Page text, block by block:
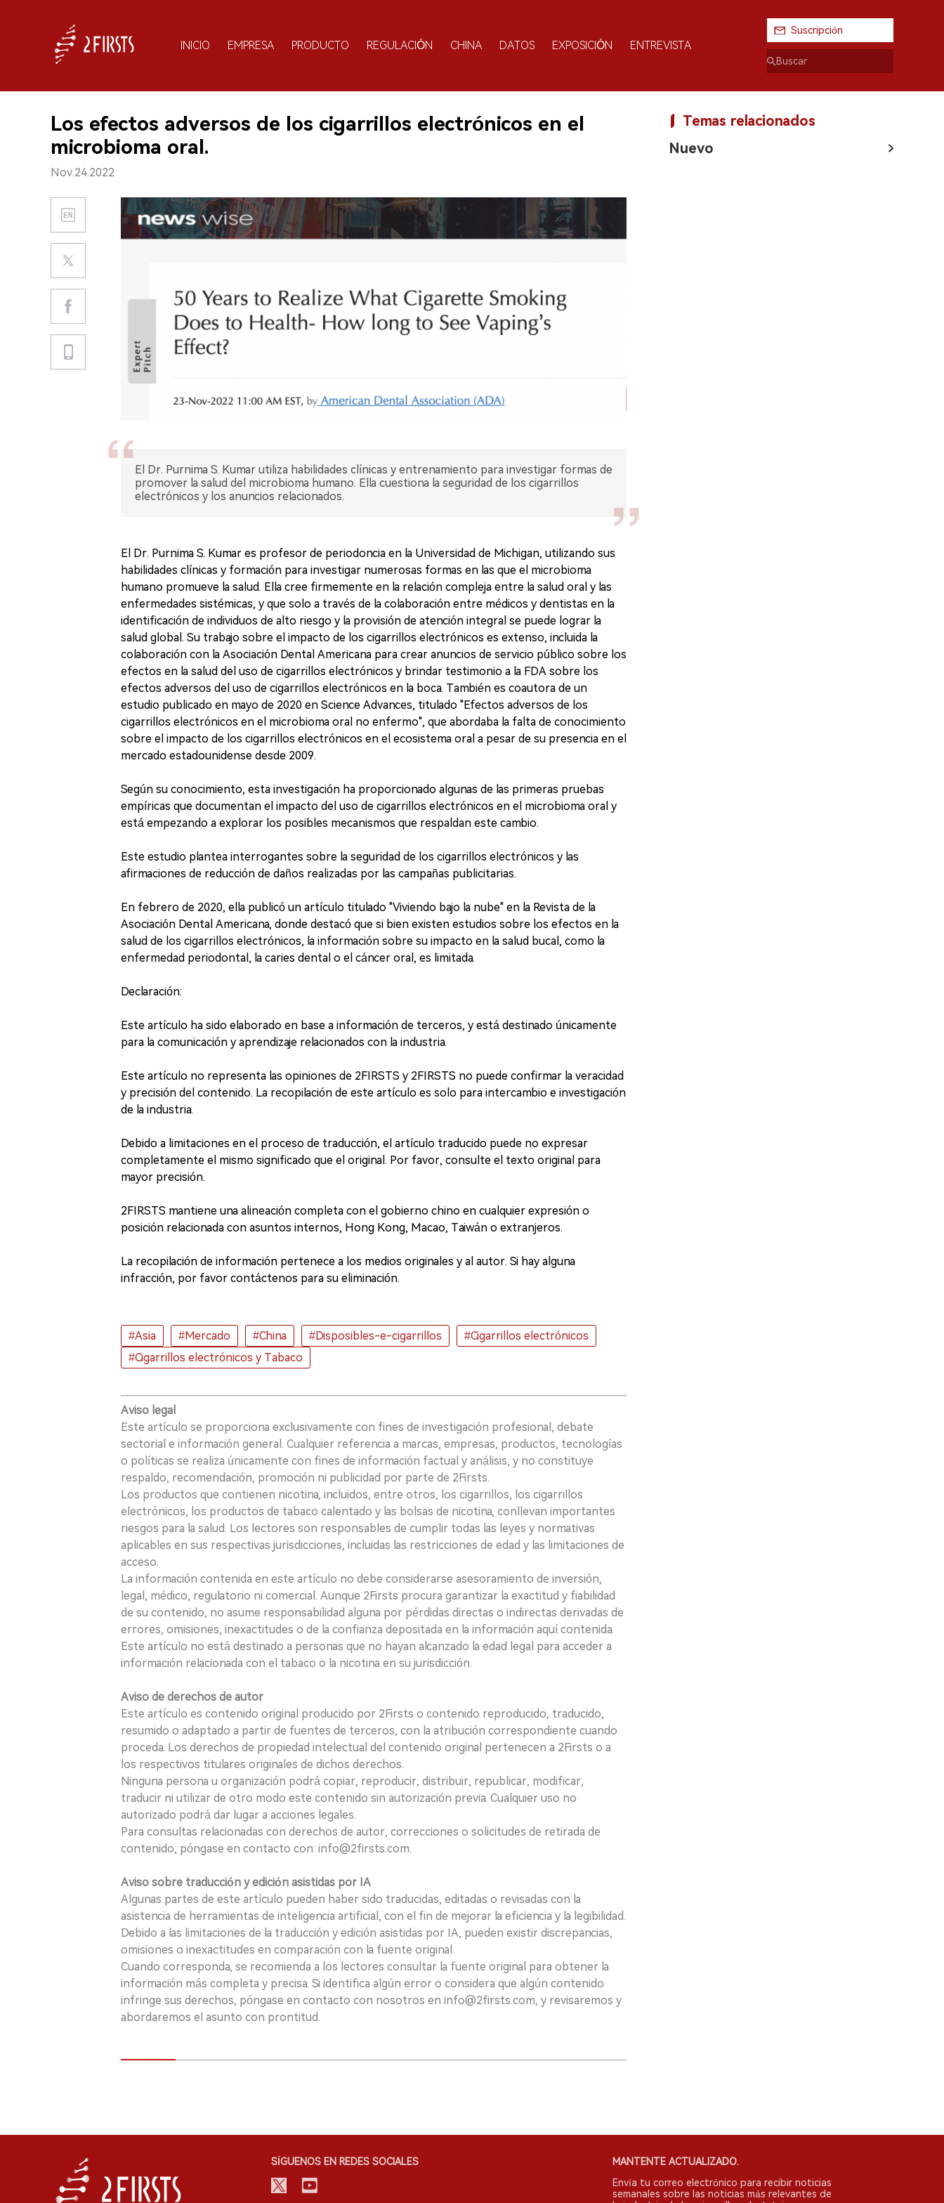
INICIO EMPRESA PRODUCTO REGULACIÓN CHINA DATOS EXPOSICIÓN ENTREVISTA
Suscripción
Los efectos adversos de los cigarrillos electrónicos en el
microbioma oral.
Nov.24.2022
El Dr. Purnima S. Kumar utiliza habilidades clínicas y entrenamiento para investigar formas de
promover la salud del microbioma humano. Ella cuestiona la seguridad de los cigarrillos
electrónicos y los anuncios relacionados.
El Dr. Purnima S. Kumar es profesor de periodoncia en la Universidad de Michigan, utilizando sus
habilidades clínicas y formación para investigar numerosas formas en las que el microbioma
humano promueve la salud. Ella cree firmemente en la relación compleja entre la salud oral y las
enfermedades sistémicas, y que solo a través de la colaboración entre médicos y dentistas en la
identificación de individuos de alto riesgo y la provisión de atención integral se puede lograr la
salud global. Su trabajo sobre el impacto de los cigarrillos electrónicos es extenso, incluida la
colaboración con la Asociación Dental Americana para crear anuncios de servicio público sobre los
efectos en la salud del uso de cigarrillos electrónicos y brindar testimonio a la FDA sobre los
efectos adversos del uso de cigarrillos electrónicos en la boca. También es coautora de un
estudio publicado en mayo de 2020 en Science Advances, titulado "Efectos adversos de los
cigarrillos electrónicos en el microbioma oral no enfermo", que abordaba la falta de conocimiento
sobre el impacto de los cigarrillos electrónicos en el ecosistema oral a pesar de su presencia en el
mercado estadounidense desde 2009.
Según su conocimiento, esta investigación ha proporcionado algunas de las primeras pruebas
empíricas que documentan el impacto del uso de cigarrillos electrónicos en el microbioma oral y
está empezando a explorar los posibles mecanismos que respaldan este cambio.
Este estudio plantea interrogantes sobre la seguridad de los cigarrillos electrónicos y las
afirmaciones de reducción de daños realizadas por las campañas publicitarias.
En febrero de 2020, ella publicó un artículo titulado "Viviendo bajo la nube" en la Revista de la
Asociación Dental Americana, donde destacó que si bien existen estudios sobre los efectos en la
salud de los cigarrillos electrónicos, la información sobre su impacto en la salud bucal, como la
enfermedad periodontal, la caries dental o el cáncer oral, es limitada.
Declaración:
Este artículo ha sido elaborado en base a información de terceros, y está destinado únicamente
para la comunicación y aprendizaje relacionados con la industria.
Este artículo no representa las opiniones de 2FIRSTS y 2FIRSTS no puede confirmar la veracidad
y precisión del contenido. La recopilación de este artículo es solo para intercambio e investigación
de la industria.
Debido a limitaciones en el proceso de traducción, el artículo traducido puede no expresar
completamente el mismo significado que el original. Por favor, consulte el texto original para
mayor precisión.
2FIRSTS mantiene una alineación completa con el gobierno chino en cualquier expresión o
posición relacionada con asuntos internos, Hong Kong, Macao, Taiwán o extranjeros.
La recopilación de información pertenece a los medios originales y al autor. Si hay alguna
infracción, por favor contáctenos para su eliminación.
#Asia #Mercado #China #Disposibles-e-cigarrillos
#Cigarrillos electrónicos
#Cigarrillos electrónicos y Tabaco
Aviso legal
Este artículo se proporciona exclusivamente con fines de investigación profesional, debate
sectorial e información general. Cualquier referencia a marcas, empresas, productos, tecnologías
o políticas se realiza únicamente con fines de información factual y análisis, y no constituye
respaldo, recomendación, promoción ni publicidad por parte de 2Firsts.
Los productos que contienen nicotina, incluidos, entre otros, los cigarrillos, los cigarrillos
electrónicos, los productos de tabaco calentado y las bolsas de nicotina, conllevan importantes
riesgos para la salud. Los lectores son responsables de cumplir todas las leyes y normativas
aplicables en sus respectivas jurisdicciones, incluidas las restricciones de edad y las limitaciones de
acceso.
La información contenida en este artículo no debe considerarse asesoramiento de inversión,
legal, médico, regulatorio ni comercial. Aunque 2Firsts procura garantizar la exactitud y fiabilidad
de su contenido, no asume responsabilidad alguna por pérdidas directas o indirectas derivadas de
errores, omisiones, inexactitudes o de la confianza depositada en la información aquí contenida.
Este artículo no está destinado a personas que no hayan alcanzado la edad legal para acceder a
información relacionada con el tabaco o la nicotina en su jurisdicción.
Aviso de derechos de autor
Este artículo es contenido original producido por 2Firsts o contenido reproducido, traducido,
resumido o adaptado a partir de fuentes de terceros, con la atribución correspondiente cuando
proceda. Los derechos de propiedad intelectual del contenido original pertenecen a 2Firsts o a
los respectivos titulares originales de dichos derechos.
Ninguna persona u organización podrá copiar, reproducir, distribuir, republicar, modificar,
traducir ni utilizar de otro modo este contenido sin autorización previa. Cualquier uso no
autorizado podrá dar lugar a acciones legales.
Para consultas relacionadas con derechos de autor, correcciones o solicitudes de retirada de
contenido, póngase en contacto con: info@2firsts.com.
Aviso sobre traducción y edición asistidas por IA
Algunas partes de este artículo pueden haber sido traducidas, editadas o revisadas con la
asistencia de herramientas de inteligencia artificial, con el fin de mejorar la eficiencia y la legibilidad.
Debido a las limitaciones de la traducción y edición asistidas por IA, pueden existir discrepancias,
omisiones o inexactitudes en comparación con la fuente original.
Cuando corresponda, se recomienda a los lectores consultar la fuente original para obtener la
información más completa y precisa. Si identifica algún error o considera que algún contenido
infringe sus derechos, póngase en contacto con nosotros en info@2firsts.com, y revisaremos y
abordaremos el asunto con prontitud.
Temas relacionados
Nuevo
SÍGUENOS EN REDES SOCIALES
MANTENTE ACTUALIZADO.
Envía tu correo electrónico para recibir noticias
semanales sobre las noticias más relevantes de